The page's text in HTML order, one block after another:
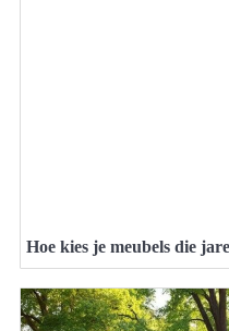
Hoe kies je meubels die